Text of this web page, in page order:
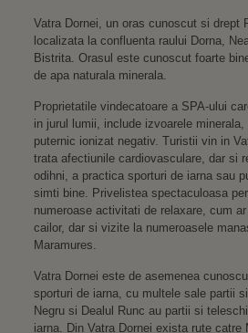
Vatra Dornei, un oras cunoscut si drept
localizata la confluenta raului Dorna,
Bistrita. Orasul este cunoscut foarte
de apa naturala minerala.
Proprietatile vindecatoare a SPA-ului
in jurul lumii, include izvoarele minerala,
puternic ionizat negativ. Turistii vin in
trata afectiunile cardiovasculare, dar si
odihni, a practica sporturi de iarna sau
simti bine. Privelistea spectaculoasa
numeroase activitati de relaxare, cum
cailor, dar si vizite la numeroasele
Maramures.
Vatra Dornei este de asemenea
sporturi de iarna, cu multele sale partii
Negru si Dealul Runc au partii si
iarna. Din Vatra Dornei exista rute catre